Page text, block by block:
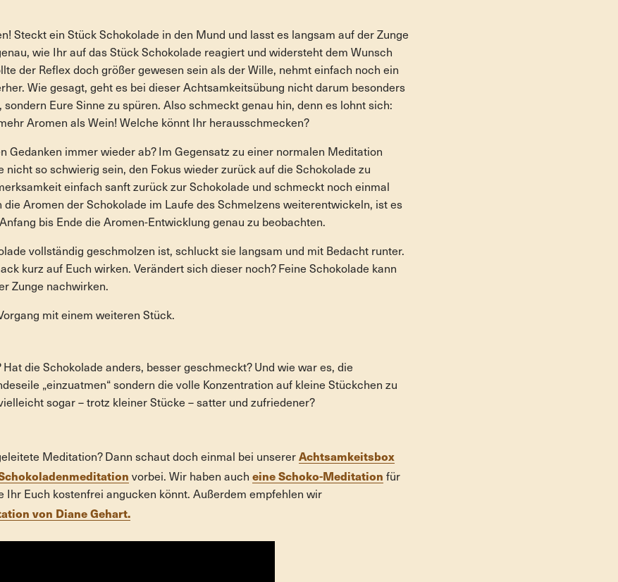
Steckt ein Stück Schokolade in den Mund und lasst es langsam auf der Zunge
wie Ihr auf das Stück Schokolade reagiert und widersteht dem Wunsch
der Reflex doch größer gewesen sein als der Wille, nehmt einfach noch ein
Wie gesagt, geht es bei dieser Achtsamkeitsübung nicht darum besonders
Eure Sinne zu spüren. Also schmeckt genau hin, denn es lohnt sich:
Aromen als Wein! Welche könnt Ihr herausschmecken?
Gedanken immer wieder ab? Im Gegensatz zu einer normalen Meditation
nicht so schwierig sein, den Fokus wieder zurück auf die Schokolade zu
einfach sanft zurück zur Schokolade und schmeckt noch einmal
die Aromen der Schokolade im Laufe des Schmelzens weiterentwickeln, ist es
bis Ende die Aromen-Entwicklung genau zu beobachten.
vollständig geschmolzen ist, schluckt sie langsam und mit Bedacht runter.
kurz auf Euch wirken. Verändert sich dieser noch? Feine Schokolade kann
Zunge nachwirken.
mit einem weiteren Stück.
die Schokolade anders, besser geschmeckt? Und wie war es, die
„einzuatmen“ sondern die volle Konzentration auf kleine Stückchen zu
sogar – trotz kleiner Stücke – satter und zufriedener?
Meditation? Dann schaut doch einmal bei unserer Achtsamkeitsbox
vorbei. Wir haben auch eine Schoko-Meditation für
Ihr Euch kostenfrei angucken könnt. Außerdem empfehlen wir
von Diane Gehart.